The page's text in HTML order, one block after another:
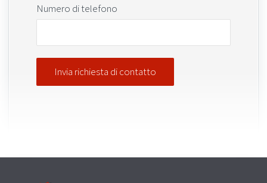
Numero di telefono